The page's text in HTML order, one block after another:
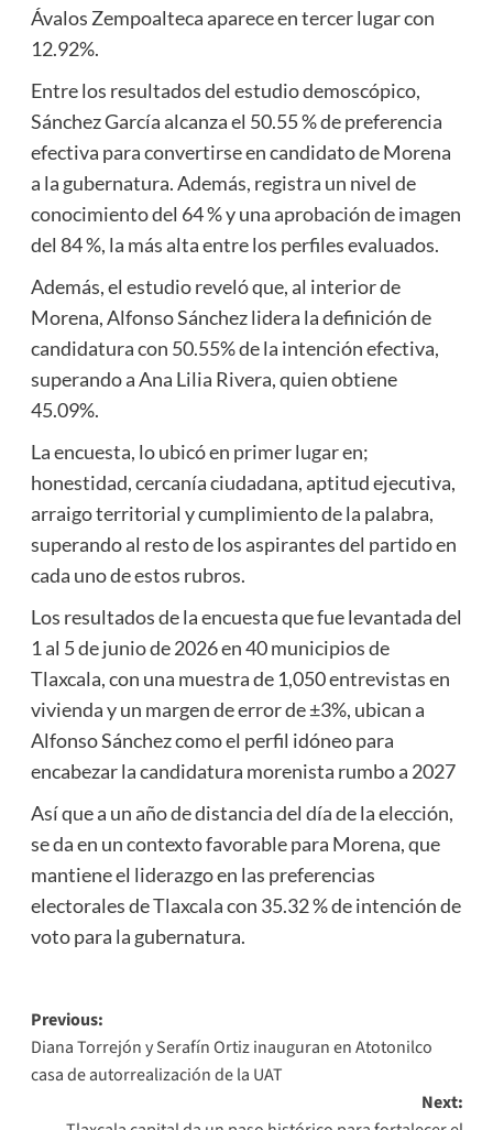
Ávalos Zempoalteca aparece en tercer lugar con
12.92%.
Entre los resultados del estudio demoscópico,
Sánchez García alcanza el 50.55 % de preferencia
efectiva para convertirse en candidato de Morena
a la gubernatura. Además, registra un nivel de
conocimiento del 64 % y una aprobación de imagen
del 84 %, la más alta entre los perfiles evaluados.
Además, el estudio reveló que, al interior de
Morena, Alfonso Sánchez lidera la definición de
candidatura con 50.55% de la intención efectiva,
superando a Ana Lilia Rivera, quien obtiene
45.09%.
La encuesta, lo ubicó en primer lugar en;
honestidad, cercanía ciudadana, aptitud ejecutiva,
arraigo territorial y cumplimiento de la palabra,
superando al resto de los aspirantes del partido en
cada uno de estos rubros.
Los resultados de la encuesta que fue levantada del
1 al 5 de junio de 2026 en 40 municipios de
Tlaxcala, con una muestra de 1,050 entrevistas en
vivienda y un margen de error de ±3%, ubican a
Alfonso Sánchez como el perfil idóneo para
encabezar la candidatura morenista rumbo a 2027
Así que a un año de distancia del día de la elección,
se da en un contexto favorable para Morena, que
mantiene el liderazgo en las preferencias
electorales de Tlaxcala con 35.32 % de intención de
voto para la gubernatura.
Post
navigation
Previous:
Diana Torrejón y Serafín Ortiz inauguran en Atotonilco
casa de autorrealización de la UAT
Next: